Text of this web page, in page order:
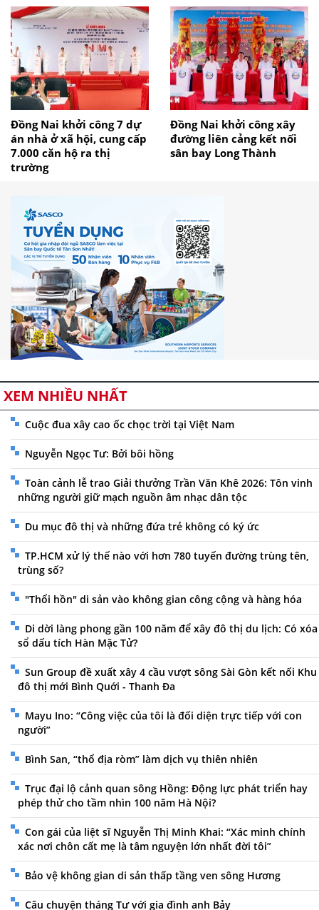
Đồng Nai khởi công 7 dự
án nhà ở xã hội, cung cấp
7.000 căn hộ ra thị
trường
Đồng Nai khởi công xây
đường liên cảng kết nối
sân bay Long Thành
XEM NHIỀU NHẤT
Cuộc đua xây cao ốc chọc trời tại Việt Nam
Nguyễn Ngọc Tư: Bởi bôi hồng
Toàn cảnh lễ trao Giải thưởng Trần Văn Khê 2026: Tôn vinh
những người giữ mạch nguồn âm nhạc dân tộc
Du mục đô thị và những đứa trẻ không có ký ức
TP.HCM xử lý thế nào với hơn 780 tuyến đường trùng tên,
trùng số?
"Thổi hồn" di sản vào không gian công cộng và hàng hóa
Di dời làng phong gần 100 năm để xây đô thị du lịch: Có xóa
sổ dấu tích Hàn Mặc Tử?
Sun Group đề xuất xây 4 cầu vượt sông Sài Gòn kết nối Khu
đô thị mới Bình Quới - Thanh Đa
Mayu Ino: “Công việc của tôi là đối diện trực tiếp với con
người”
Bình San, “thổ địa ròm” làm dịch vụ thiên nhiên
Trục đại lộ cảnh quan sông Hồng: Động lực phát triển hay
phép thử cho tầm nhìn 100 năm Hà Nội?
Con gái của liệt sĩ Nguyễn Thị Minh Khai: “Xác minh chính
xác nơi chôn cất mẹ là tâm nguyện lớn nhất đời tôi”
Bảo vệ không gian di sản thấp tầng ven sông Hương
Câu chuyện tháng Tư với gia đình anh Bảy